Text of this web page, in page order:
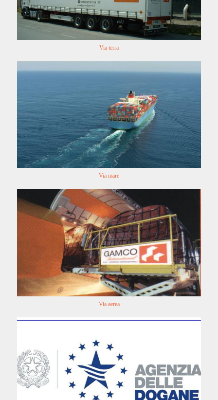
Via terra
Via mare
Via aerea